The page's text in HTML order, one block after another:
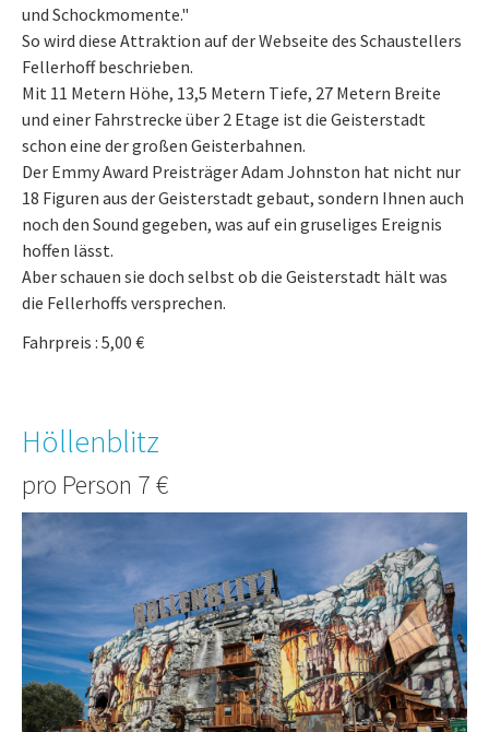
und Schockmomente."
So wird diese Attraktion auf der Webseite des Schaustellers
Fellerhoff beschrieben.
Mit 11 Metern Höhe, 13,5 Metern Tiefe, 27 Metern Breite
und einer Fahrstrecke über 2 Etage ist die Geisterstadt
schon eine der großen Geisterbahnen.
Der Emmy Award Preisträger Adam Johnston hat nicht nur
18 Figuren aus der Geisterstadt gebaut, sondern Ihnen auch
noch den Sound gegeben, was auf ein gruseliges Ereignis
hoffen lässt.
Aber schauen sie doch selbst ob die Geisterstadt hält was
die Fellerhoffs versprechen.
Fahrpreis : 5,00 €
Höllenblitz
pro Person 7 €